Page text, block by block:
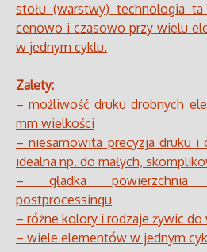
stołu (warstwy) technologia
cenowo i czasowo przy wielu
w jednym cyklu.
Zalety:
– możliwość druku drobnych
mm wielkości
– niesamowita precyzja druku
idealna np. do małych,
– gładka powierzchnia
postprocessingu
– różne kolory i rodzaje żywic do
– wiele elementów w jednym